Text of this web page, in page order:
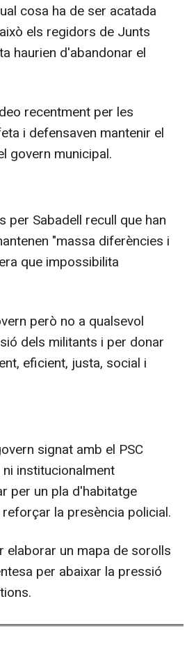
cosa ha de ser acatada
els regidors de Junts
haurien d'abandonar el
recentment per les
i defensaven mantenir el
govern municipal.
Sabadell recull que han
"massa diferències i
que impossibilita
però no a qualsevol
dels militants i per donar
eficient, justa, social i
signat amb el PSC
institucionalment
per un pla d'habitatge
la presència policial.
elaborar un mapa de sorolls
per abaixar la pressió